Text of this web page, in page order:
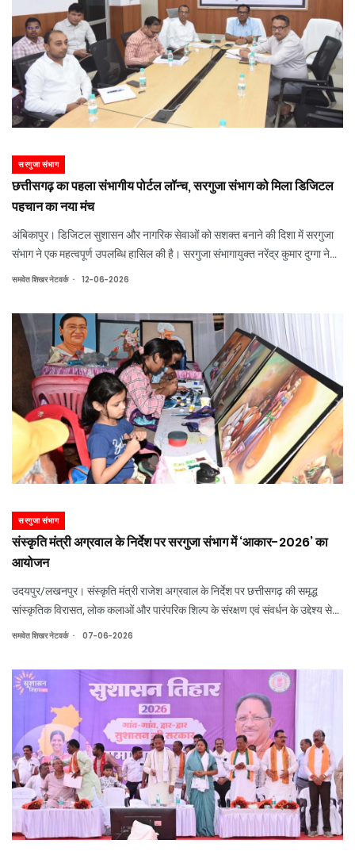
सरगुजा संभाग
छत्तीसगढ़ का पहला संभागीय पोर्टल लॉन्च, सरगुजा संभाग को मिला डिजिटल
पहचान का नया मंच
अंबिकापुर। डिजिटल सुशासन और नागरिक सेवाओं को सशक्त बनाने की दिशा में सरगुजा
संभाग ने एक महत्वपूर्ण उपलब्धि हासिल की है। सरगुजा संभागायुक्त नरेंद्र कुमार दुग्गा ने
शुक्रवार को सरगुजा संभाग की आधिकारिक वेबसाइट division-surguja.cg.gov.in
समवेत शिखर नेटवर्क . 12-06-2026
सरगुजा संभाग
संस्कृति मंत्री अग्रवाल के निर्देश पर सरगुजा संभाग में ‘आकार-2026’ का
आयोजन
उदयपुर/लखनपुर। संस्कृति मंत्री राजेश अग्रवाल के निर्देश पर छत्तीसगढ़ की समृद्ध
सांस्कृतिक विरासत, लोक कलाओं और पारंपरिक शिल्प के संरक्षण एवं संवर्धन के उद्देश्य से
संस्कृति विभाग द्वारा “आकार-2026” पारंपरिक शिल्प एवं विविध कला प्रशिक्षण शिविर का
समवेत शिखर नेटवर्क . 07-06-2026